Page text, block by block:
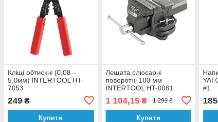
Кліщі обтискні (0,08 –
5,0мм) INTERTOOL HT-
7053
249 ₴
Купити
Лещата слюсарні
поворотні 100 мм
INTERTOOL HT-0081
1 104,15₴ 1 299 ₴
Купити
#1
185